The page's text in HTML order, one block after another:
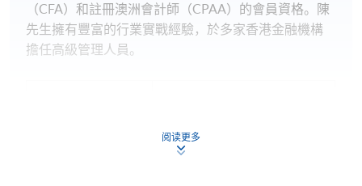
（CFA）和註冊澳洲會計師（CPAA）的會員資格。陳
先生擁有豐富的行業實戰經驗，於多家香港金融機構
擔任高級管理人員。
阅读更多